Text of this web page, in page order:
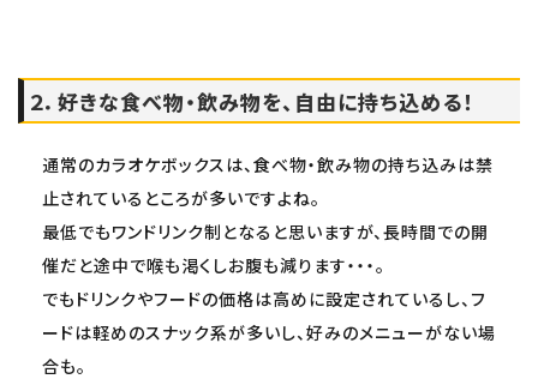
２．好きな食べ物・飲み物を、自由に持ち込める！
通常のカラオケボックスは、食べ物・飲み物の持ち込みは禁
止されているところが多いですよね。
最低でもワンドリンク制となると思いますが、長時間での開
催だと途中で喉も渇くしお腹も減ります・・・。
でもドリンクやフードの価格は高めに設定されているし、フ
ードは軽めのスナック系が多いし、好みのメニューがない場
合も。